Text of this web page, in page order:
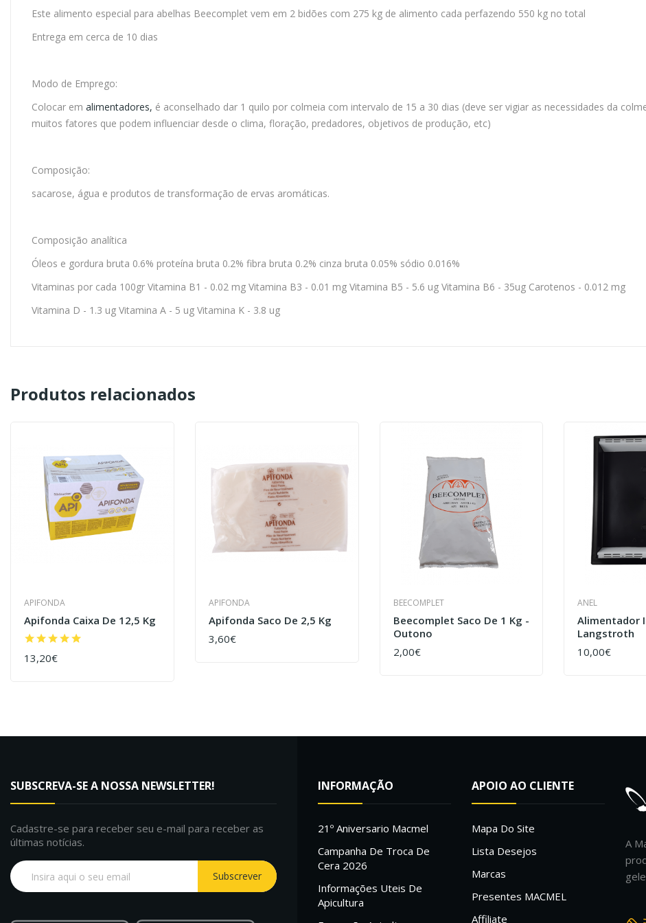
Este alimento especial para abelhas Beecomplet vem em 2 bidões com 275 kg de alimento cada perfazendo 550 kg no total
Entrega em cerca de 10 dias
Modo de Emprego:
Colocar em alimentadores, é aconselhado dar 1 quilo por colmeia com intervalo de 15 a 30 dias (deve ser vigiar as necessidades da
muitos fatores que podem influenciar desde o clima, floração, predadores, objetivos de produção, etc)
Composição:
sacarose, água e produtos de transformação de ervas aromáticas.
Composição analítica
Óleos e gordura bruta 0.6% proteína bruta 0.2% fibra bruta 0.2% cinza bruta 0.05% sódio 0.016%
Vitaminas por cada 100gr Vitamina B1 - 0.02 mg Vitamina B3 - 0.01 mg Vitamina B5 - 5.6 ug Vitamina B6 - 35ug Carotenos - 0.012 mg
Vitamina D - 1.3 ug Vitamina A - 5 ug Vitamina K - 3.8 ug
Produtos relacionados
APIFONDA
Apifonda Caixa De 12,5 Kg
13,20€
COMPRAR
APIFONDA
Apifonda Saco De 2,5 Kg
3,60€
COMPRAR
BEECOMPLET
Beecomplet Saco De 1 Kg -
Outono
2,00€
COMPRAR
ANEL
Alimentador
Langstroth
10,00€
COMPRAR
SUBSCREVA-SE A NOSSA NEWSLETTER!
Cadastre-se para receber seu e-mail para receber as
últimas notícias.
Subscrever
INFORMAÇÃO
21º Aniversario Macmel
Campanha De Troca De
Cera 2026
Informações Uteis De
Apicultura
APOIO AO CLIENTE
Mapa Do Site
Lista Desejos
Marcas
Presentes MACMEL
Affiliate
A